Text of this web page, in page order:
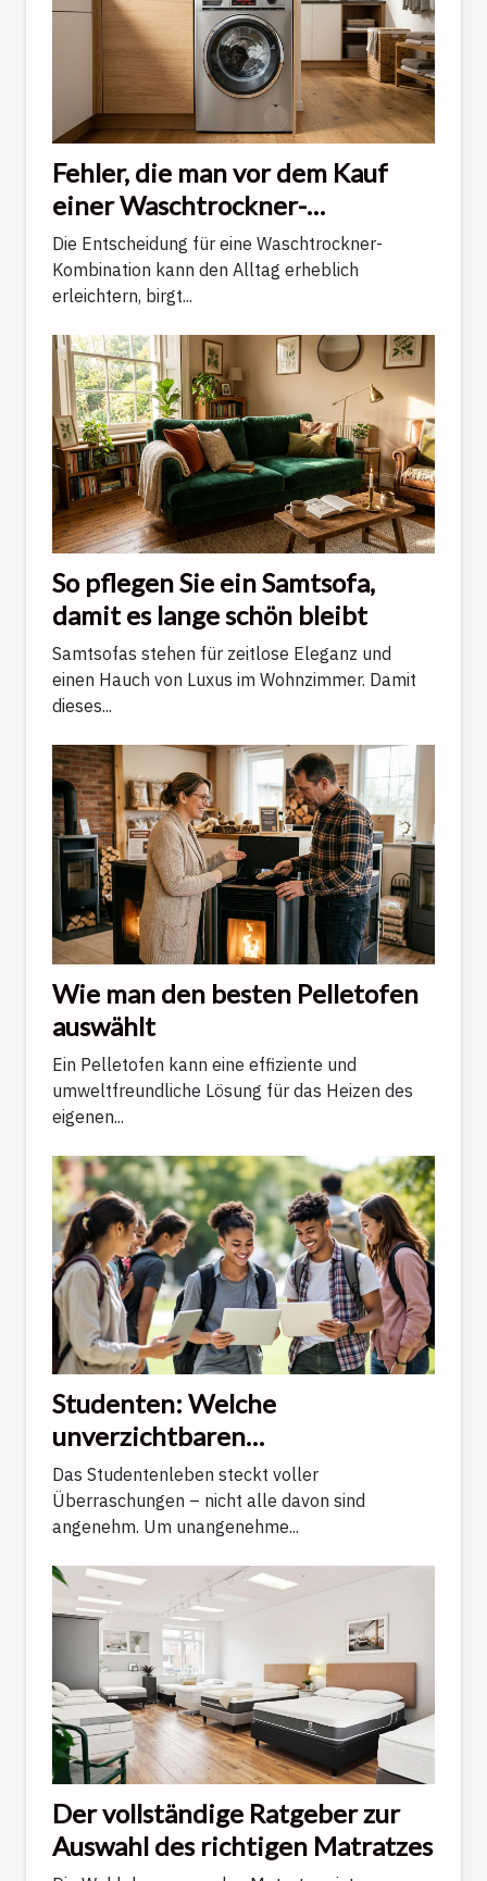
Fehler, die man vor dem Kauf
einer Waschtrockner-
Kombination vermeiden sollte
Die Entscheidung für eine Waschtrockner-
Kombination kann den Alltag erheblich
erleichtern, birgt...
So pflegen Sie ein Samtsofa,
damit es lange schön bleibt
Samtsofas stehen für zeitlose Eleganz und
einen Hauch von Luxus im Wohnzimmer. Damit
dieses...
Wie man den besten Pelletofen
auswählt
Ein Pelletofen kann eine effiziente und
umweltfreundliche Lösung für das Heizen des
eigenen...
Studenten: Welche
unverzichtbaren
Schutzmaßnahmen gegen
unangenehme Überraschungen
Das Studentenleben steckt voller
Überraschungen – nicht alle davon sind
angenehm. Um unangenehme...
Der vollständige Ratgeber zur
Auswahl des richtigen Matratzes